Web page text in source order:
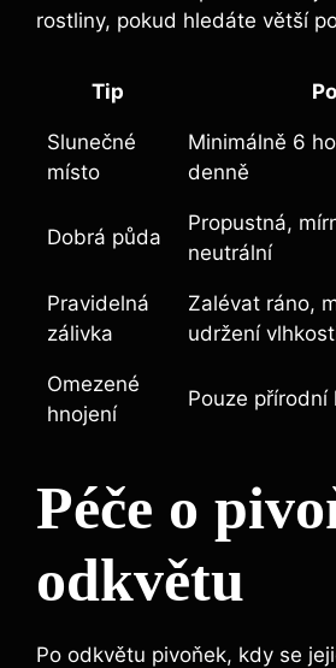
rostliny, pokud hledáte větší
Tip
Slunečné
místo
Minimálně 6
‍denně
Dobrá⁣ půda
Propustná,
neutrální
Pravidelná
zálivka
Zalévat ráno,
udržení
Omezené
hnojení
Pouze‌ přírodní
Péče o
odkvětu
Po odkvětu pivoňek, kdy se